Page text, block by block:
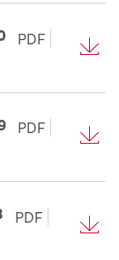
PDF
PDF
PDF